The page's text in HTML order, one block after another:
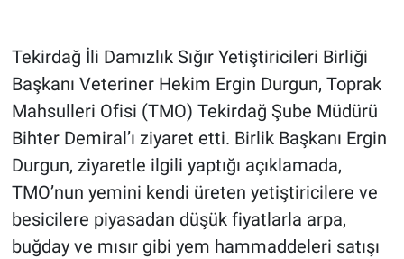
Tekirdağ İli Damızlık Sığır Yetiştiricileri Birliği
Başkanı Veteriner Hekim Ergin Durgun, Toprak
Mahsulleri Ofisi (TMO) Tekirdağ Şube Müdürü
Bihter Demiral’ı ziyaret etti. Birlik Başkanı Ergin
Durgun, ziyaretle ilgili yaptığı açıklamada,
TMO’nun yemini kendi üreten yetiştiricilere ve
besicilere piyasadan düşük fiyatlarla arpa,
buğday ve mısır gibi yem hammaddeleri satışı